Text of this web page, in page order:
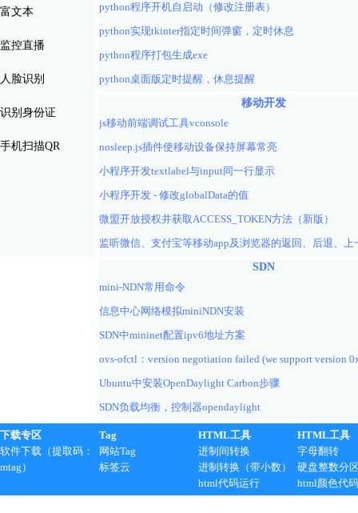
富文本
监控直播
人脸识别
识别身份证
手机扫描QR
python程序开机自启动（修改注册表）
python实现tkinter指定时间弹窗，定时休息
python程序打包生成exe
python桌面版定时提醒，休息提醒
移动开发
js移动前端调试工具vconsole
nosleep.js插件使移动设备保持屏幕常亮
小程序开发textlabel与input同一行显示
小程序开发 - 修改globalData的值
微盟开放授权并获取ACCESS_TOKEN方法（新版）
SDN
mini-NDN常用命令
信息中心网络模拟miniNDN安装
SDN中mininet配置ipv6地址方案
ovs-ofctl：version negotiation failed (we support version
Ubuntu中安装OpenDaylight Carbon步骤
SDN负载均衡，控制器opendaylight
下载专区
软件下载（提取码：
mtag）
Tag
网站Tag
标签云
HTML工具
进制间转换
进制转换（带小数）
html代码运行
HTML工具
字母翻转
硬盘整数分
html颜色代码